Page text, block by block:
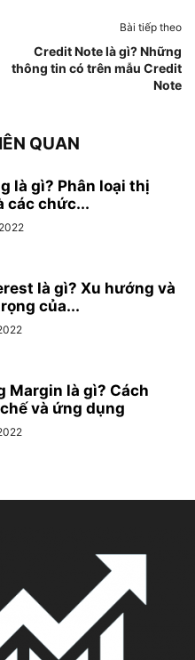
Bài tiếp theo
Credit Note là gì? Những
thông tin có trên mẫu Credit
Note
QUAN
là gì? Phân loại thị
các chức...
là gì? Xu hướng và
của...
Margin là gì? Cách
và ứng dụng